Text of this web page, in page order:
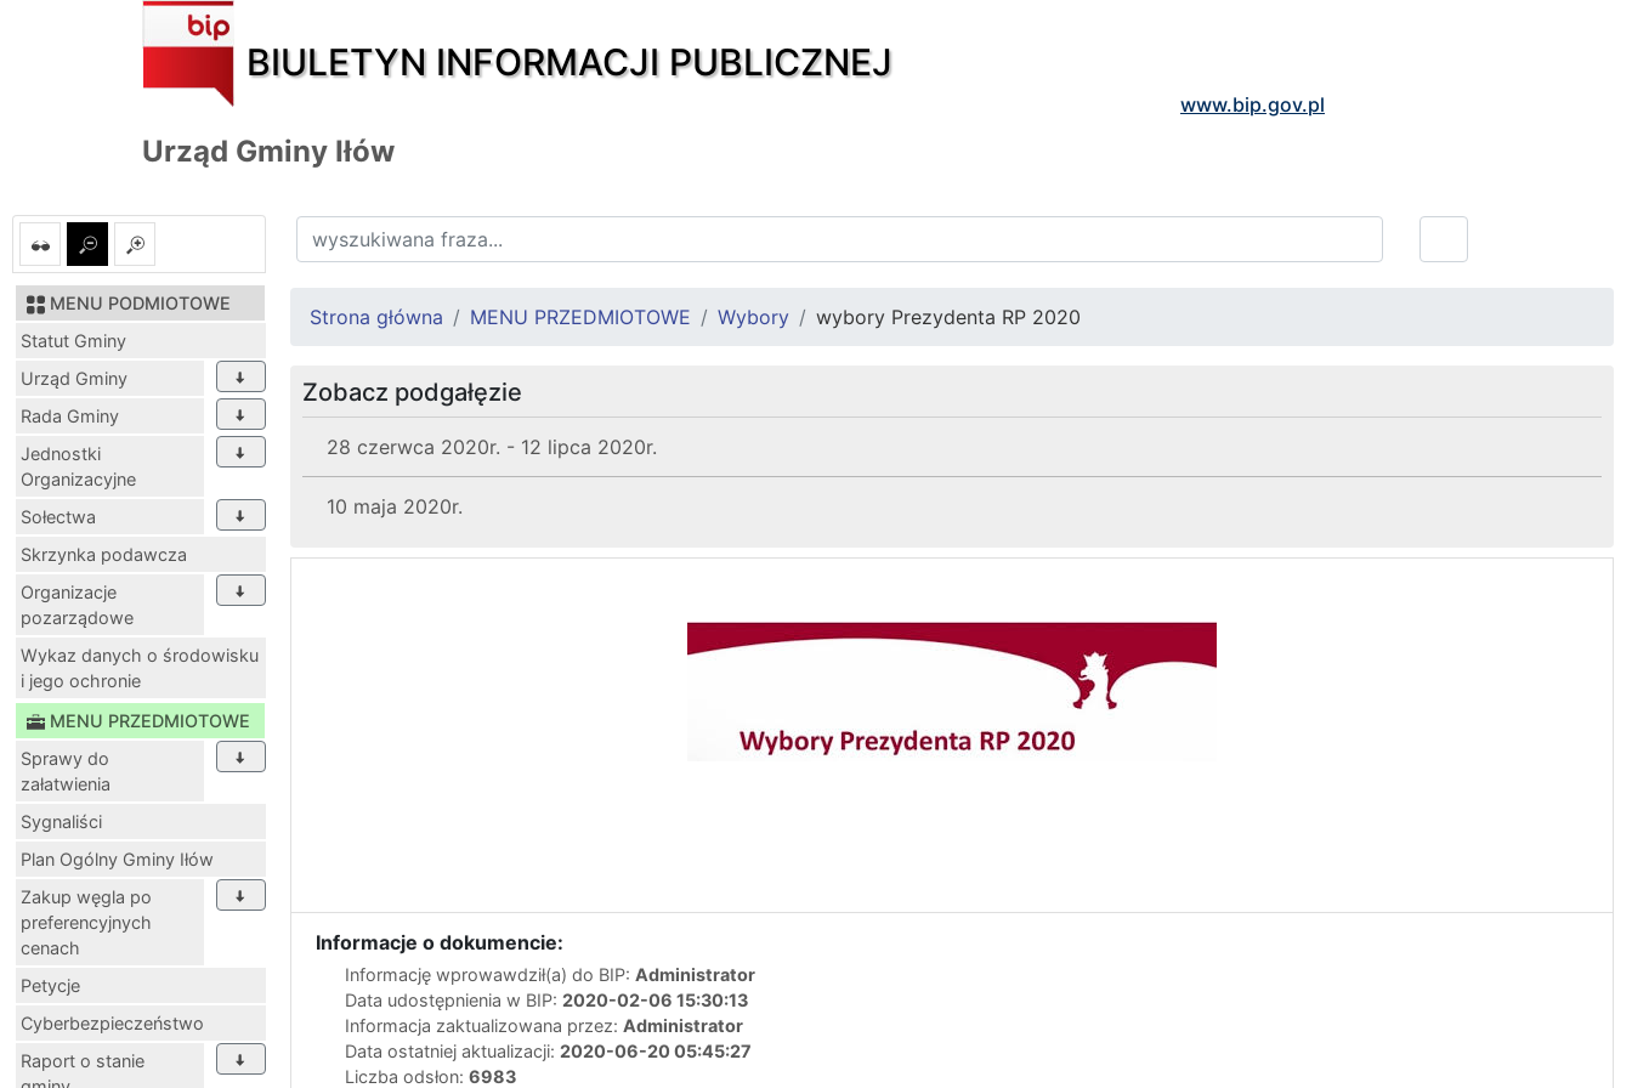
BIULETYN INFORMACJI PUBLICZNEJ
www.bip.gov.pl
Urząd Gminy Iłów
MENU PODMIOTOWE
Statut Gminy
Urząd Gminy
Rada Gminy
Jednostki
Organizacyjne
Sołectwa
Skrzynka podawcza
Organizacje
pozarządowe
Wykaz danych o środowisku
i jego ochronie
MENU PRZEDMIOTOWE
Sprawy do
załatwienia
Sygnaliści
Plan Ogólny Gminy Iłów
Zakup węgla po
preferencyjnych
cenach
Petycje
Cyberbezpieczeństwo
Raport o stanie
Strona główna MENU PRZEDMIOTOWE Wybory wybory Prezydenta RP 2020
Zobacz podgałęzie
28 czerwca 2020r. - 12 lipca 2020r.
10 maja 2020r.
Informacje o dokumencie:
Informację wprowawdził(a) do BIP: Administrator
Data udostępnienia w BIP: 2020-02-06 15:30:13
Informacja zaktualizowana przez: Administrator
Data ostatniej aktualizacji: 2020-06-20 05:45:27
Liczba odsłon: 6983